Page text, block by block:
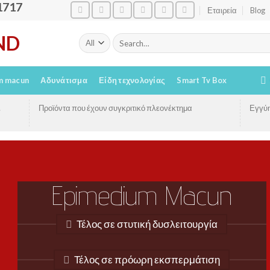
Εταιρεία Blog
Search
for:
macun Αδυνάτισμα Είδη τεχνολογίας Smart Tv Box
Προϊόντα που έχουν συγκριτικό πλεονέκτημα
Epimedium Macun
Τέλος σε στυτική δυσλειτουργία
Τέλος σε πρόωρη εκσπερμάτιση
Namleen probiotic rejuvence cream
Η κρέμα με την δική της νοημοσύνη.